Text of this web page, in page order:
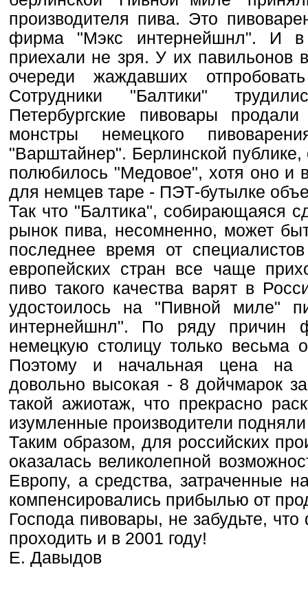
производителя пива. Это
фирма "Мэкс интернейшнл". И в
приехали не зря. У их павильонов
очереди жаждавших
Сотрудники "Балтики"
Петербургские пивовары
монстры немецкого
"Варштайнер". Берлинской
полюбилось "Медовое", хотя оно и
для немцев таре - ПЭТ-бутылке
Так что "Балтика", собирающаяся
рынок пива, несомненно, может
последнее время от
европейских стран все чаще
пиво такого качества варят в
удостоилось на "Пивной миле"
интернейшнл". По ряду причин
немецкую столицу только весьма
Поэтому и начальная цена на
довольно высокая - 8 дойчмарок
такой ажиотаж, что прекрасно
изумленные производители
Таким образом, для российских
оказалась великолепной
Европу, а средства, затраченные
компенсировались прибылью от
Господа пивовары, не забудьте,
проходить и в 2001 году!
Е. Давыдов